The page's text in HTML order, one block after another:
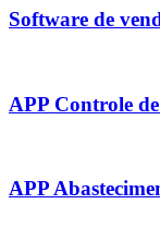
Software de
APP Controle
APP